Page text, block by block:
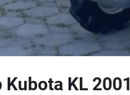
Kubota KL 2001